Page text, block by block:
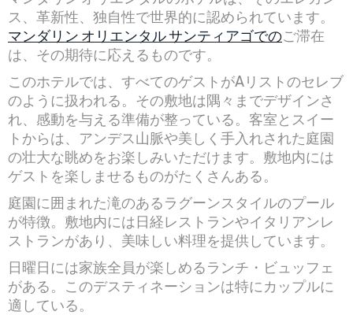
ス、革新性、独自性で世界的に認められています。
マンダリン オリエンタル サンティアゴでのご滞在
は、その期待に応えるものです。
このホテルでは、すべてのゲストがAリストのセレブ
のように扱われる。その敷地は隅々までデザインさ
れ、感動を与える準備が整っている。客室とスイー
トからは、アンデス山脈や美しく手入れされた庭園
の壮大な眺めをお楽しみいただけます。敷地内には
ゲストを楽しませるものがたくさんある。
庭園に囲まれた滝のあるラグーンスタイルのプール
が特徴。敷地内には日経レストランやイタリアンレ
ストランがあり、美味しい料理を提供しています。
日曜日には家族全員が楽しめるランチ・ビュッフェ
がある。このデスティネーションは特にカップルに
適している。